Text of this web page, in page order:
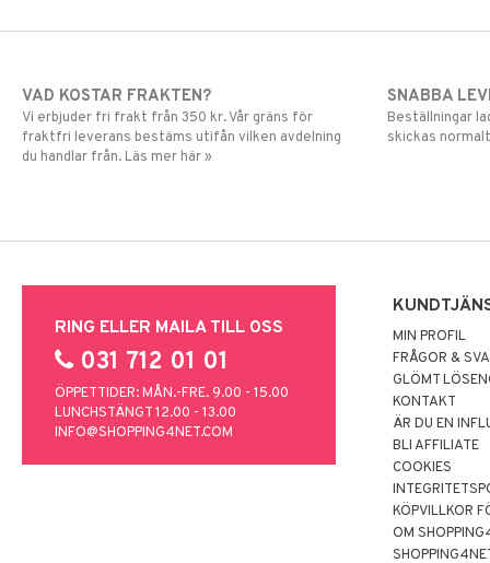
VAD KOSTAR FRAKTEN?
Vi erbjuder fri frakt från 350 kr. Vår gräns för
fraktfri leverans bestäms utifån vilken avdelning
du handlar från. Läs mer här »
SNABBA
Beställningar
skickas
RING ELLER MAILA TILL OSS
031 712 01 01
ÖPPETTIDER: MÅN.-FRE. 9.00 - 15.00
LUNCHSTÄNGT 12.00 - 13.00
INFO@SHOPPING4NET.COM
MIN PROFIL
FRÅGOR &
GLÖMT
KONTAKT
ÄR DU EN
BLI AFFILIATE
COOKIES
KÖPVILLKOR
OM